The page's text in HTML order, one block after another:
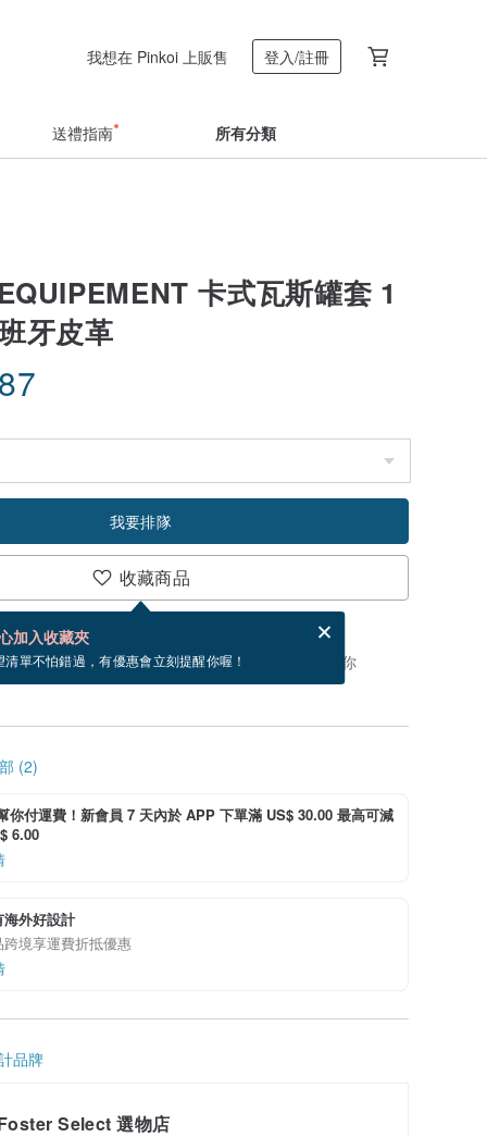
我想在 Pinkoi 上販售 登入/註冊
送禮指南 所有分類
卡式瓦斯罐套 1
牙皮革
我要排隊
收藏商品
加入收藏夾
清單不怕錯過，有優惠會立刻提醒你喔！
，免費幫你寄送電子賀卡。
電子賀卡是什麼？
你可以按「我要排隊」，當有貨會主動發信通知你
(2)
你付運費！新會員 7 天內於 APP 下單滿 US$ 30.00 最高可減
6.00
外好設計
境享運費折抵優惠
品牌
Select 選物店